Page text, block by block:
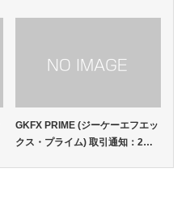
GKFX PRIME (ジーケーエフエッ
クス・プライム) 取引通知：2…